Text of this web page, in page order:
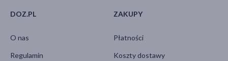
DOZ.PL
O nas
Regulamin
ZAKUPY
Płatności
Koszty dostawy